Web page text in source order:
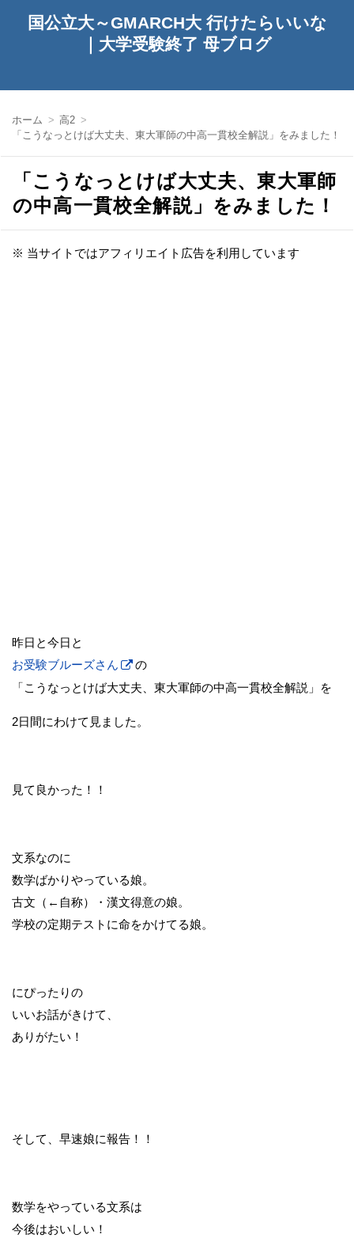
国公立大～GMARCH大 行けたらいいな
｜大学受験終了 母ブログ
ホーム
高2
「こうなっとけば大丈夫、東大軍師の中高一貫校全解説」をみました！
「こうなっとけば大丈夫、東大軍師
の中高一貫校全解説」をみました！
※ 当サイトではアフィリエイト広告を利用しています
昨日と今日と
お受験ブルーズさん
の
「こうなっとけば大丈夫、東大軍師の中高一貫校全解説」を
2日間にわけて見ました。
見て良かった！！
文系なのに
数学ばかりやっている娘。
古文（←自称）・漢文得意の娘。
学校の定期テストに命をかけてる娘。
にぴったりの
いいお話がきけて、
ありがたい！
そして、早速娘に報告！！
数学をやっている文系は
今後はおいしい！